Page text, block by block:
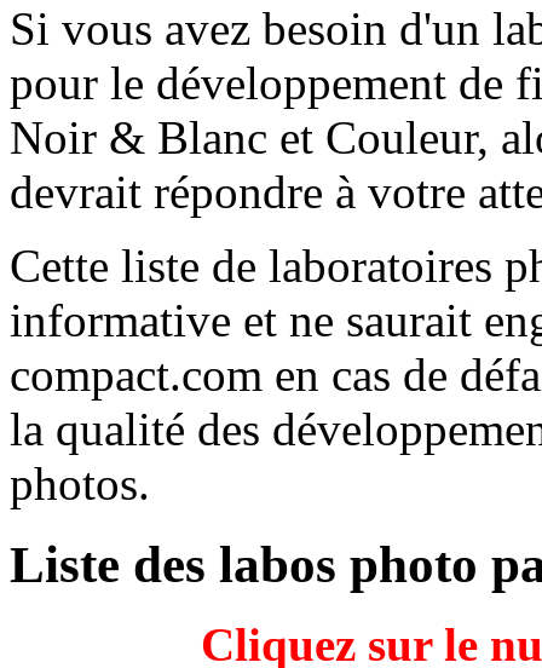
Si vous avez besoin d'un
pour le développement de
Noir & Blanc et Couleur,
devrait répondre à votre
Cette liste de laboratoires
informative et ne saurait
compact.com en cas de
la qualité des
photos.
Liste des labos photo
Cliquez sur le